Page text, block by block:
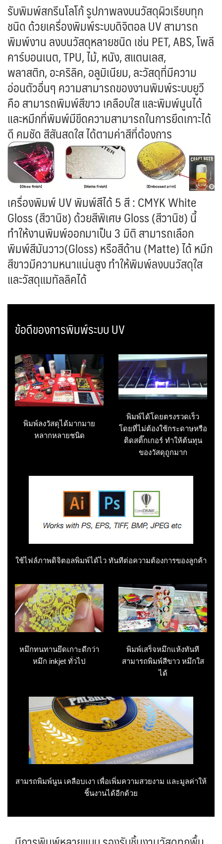
รับพิมพ์สกรีนโลโก้ รูปภาพลงบนวัสดุผิวเรียบทุก
ชนิด ด้วยเครื่องพิมพ์ระบบดิจิตอล UV สามารถ
พิมพ์งาน ลงบนวัสดุหลายชนิด เช่น PET, ABS, โพลี
คาร์บอนเนต, TPU, ไม้, หนัง, สแตนเลส,
พลาสติก, อะคริลิค, อลูมิเนียม, ละวัสดุที่มีความ
อ่อนตัวอื่นๆ ความสามารถของงานพิมพ์ระบบยูวี
คือ สามารถพิมพ์สีขาว เคลือบใส และพิมพ์นูนได้
และหมึกที่พิมพ์มีขีดความสามารถในการยึดเกาะได้
ดี คมชัด สีสันสดใส ได้ตามค่าสีที่ต้องการ
เครื่องพิมพ์ UV พิมพ์สีได้ 5 สี : CMYK White
Gloss (สีวานิช) ด้วยสีพิเศษ Gloss (สีวานิช) นี้
ทำให้งานพิมพ์ออกมาเป็น 3 มิติ สามารถเลือก
พิมพ์สีมันวาว(Gloss) หรือสีด้าน (Matte) ได้ หมึก
สีขาวมีความหนาแน่นสูง ทำให้พิมพ์ลงบนวัสดุใส
และวัสดุแมทัลลิคได้
ข้อดีของการพิมพ์ระบบ UV
พิมพ์ลงวัสดุได้มากมาย
หลากหลายชนิด
พิมพ์ได้โดยตรงรวดเร็ว
โดยที่ไม่ต้องใช้กระดาษหรือ
ติดสติ๊กเกอร์ ทำให้ต้นทุน
ของวัสดุถูกมาก
ใช้ไฟล์ภาพดิจิตอลพิมพ์ได้ไว ทันทีต่อความต้องการของลูกค้า
หมึกทนทานยึดเกาะดีกว่า
หมึก inkjet ทั่วไป
พิมพ์เสร็จหมึกแห้งทันที
สามารถพิมพ์สีขาว หมึกใส
ได้
สามรถพิมพ์นูน เคลือบเงา เพื่อเพิ่มความสวยงาม และมูลค่าให้
ชิ้นงานได้อีกด้วย